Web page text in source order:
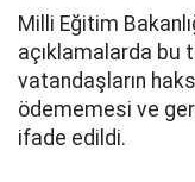
Milli Eğitim
açıklamalarda bu
vatandaşların
ödememesi ve
ifade edildi.